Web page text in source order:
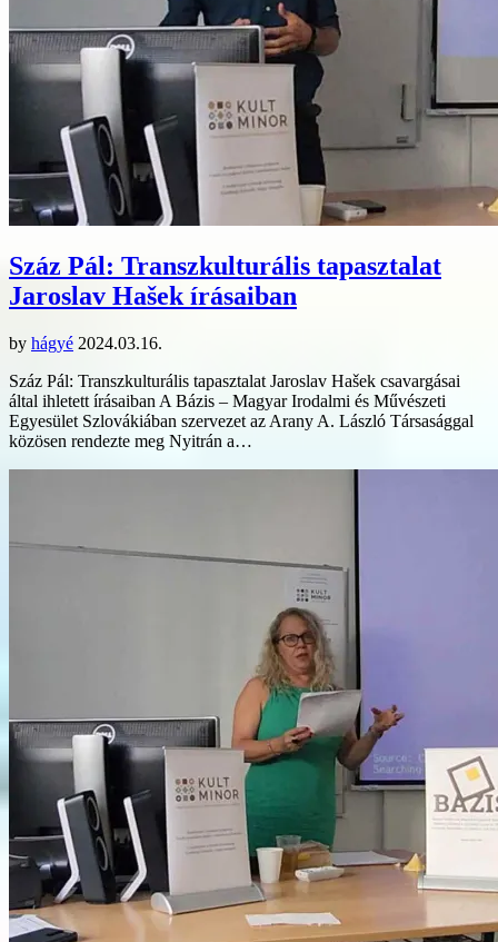
Száz Pál: Transzkulturális tapasztalat
Jaroslav Hašek írásaiban
by hágyé 2024.03.16.
Száz Pál: Transzkulturális tapasztalat Jaroslav Hašek csavargásai
által ihletett írásaiban A Bázis – Magyar Irodalmi és Művészeti
Egyesület Szlovákiában szervezet az Arany A. László Társasággal
közösen rendezte meg Nyitrán a…